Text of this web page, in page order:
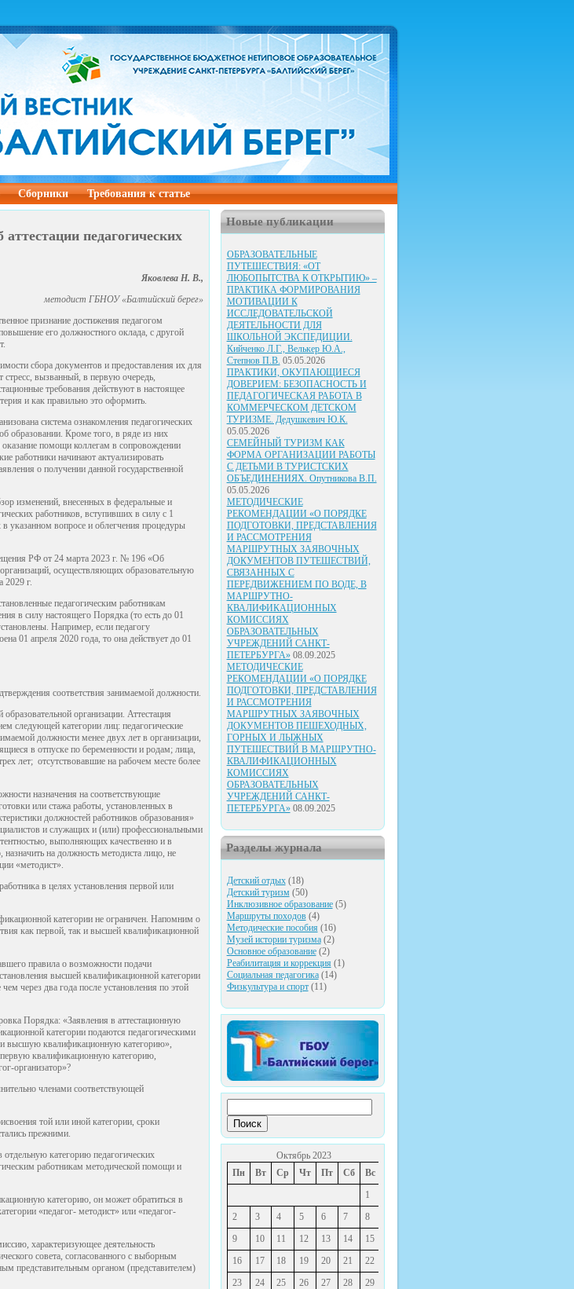
Сборники Требования к статье
педагогических
Яковлева Н. В.,
методист ГБНОУ «Балтийский берег»
признание достижения педагогом
его должностного оклада, с другой
сбора документов и предоставления их для
вызванный, в первую очередь,
требования действуют в настоящее
и как правильно это оформить.
система ознакомления педагогических
образовании. Кроме того, в ряде из них
оказание помощи коллегам в сопровождении
работники начинают актуализировать
о получении данной государственной
изменений, внесенных в федеральные и
работников, вступивших в силу с 1
указанном вопросе и облегчения процедуры
РФ от 24 марта 2023 г. № 196 «Об
осуществляющих образовательную
2029 г.
педагогическим работникам
в силу настоящего Порядка (то есть до 01
Например, если педагогу
01 апреля 2020 года, то она действует до 01
соответствия занимаемой должности.
организации. Аттестация
следующей категории лиц: педагогические
должности менее двух лет в организации,
в отпуске по беременности и родам; лица,
лет; отсутствовавшие на рабочем месте более
назначения на соответствующие
или стажа работы, установленных в
должностей работников образования»
и служащих и (или) профессиональными
выполняющих качественно и в
на должность методиста лицо, не
«методист».
в целях установления первой или
категории не ограничен. Напомним о
как первой, так и высшей квалификационной
правила о возможности подачи
высшей квалификационной категории
через два года после установления по этой
Порядка: «Заявления в аттестационную
категории подаются педагогическими
высшую квалификационную категорию»,
квалификационную категорию,
организатор»?
членами соответствующей
той или иной категории, сроки
прежними.
категорию педагогических
работникам методической помощи и
категорию, он может обратиться в
«педагог- методист» или «педагог-
характеризующее деятельность
совета, согласованного с выборным
представительным органом (представителем)
Новые публикации
ОБРАЗОВАТЕЛЬНЫЕ
ПУТЕШЕСТВИЯ: «ОТ
ЛЮБОПЫТСТВА К ОТКРЫТИЮ» –
ПРАКТИКА ФОРМИРОВАНИЯ
МОТИВАЦИИ К
ИССЛЕДОВАТЕЛЬСКОЙ
ДЕЯТЕЛЬНОСТИ ДЛЯ
ШКОЛЬНОЙ ЭКСПЕДИЦИИ.
Кийченко Л.Г., Велькер Ю.А.,
Степнов П.В. 05.05.2026
ПРАКТИКИ, ОКУПАЮЩИЕСЯ
ДОВЕРИЕМ: БЕЗОПАСНОСТЬ И
ПЕДАГОГИЧЕСКАЯ РАБОТА В
КОММЕРЧЕСКОМ ДЕТСКОМ
ТУРИЗМЕ. Дедушкевич Ю.К.
05.05.2026
СЕМЕЙНЫЙ ТУРИЗМ КАК
ФОРМА ОРГАНИЗАЦИИ РАБОТЫ
С ДЕТЬМИ В ТУРИСТСКИХ
ОБЪЕДИНЕНИЯХ. Опутникова В.П.
05.05.2026
МЕТОДИЧЕСКИЕ
РЕКОМЕНДАЦИИ «О ПОРЯДКЕ
ПОДГОТОВКИ, ПРЕДСТАВЛЕНИЯ
И РАССМОТРЕНИЯ
МАРШРУТНЫХ ЗАЯВОЧНЫХ
ДОКУМЕНТОВ ПУТЕШЕСТВИЙ,
СВЯЗАННЫХ С
ПЕРЕДВИЖЕНИЕМ ПО ВОДЕ, В
МАРШРУТНО-
КВАЛИФИКАЦИОННЫХ
КОМИССИЯХ
ОБРАЗОВАТЕЛЬНЫХ
УЧРЕЖДЕНИЙ САНКТ-
ПЕТЕРБУРГА» 08.09.2025
МЕТОДИЧЕСКИЕ
РЕКОМЕНДАЦИИ «О ПОРЯДКЕ
ПОДГОТОВКИ, ПРЕДСТАВЛЕНИЯ
И РАССМОТРЕНИЯ
МАРШРУТНЫХ ЗАЯВОЧНЫХ
ДОКУМЕНТОВ ПЕШЕХОДНЫХ,
ГОРНЫХ И ЛЫЖНЫХ
ПУТЕШЕСТВИЙ В МАРШРУТНО-
КВАЛИФИКАЦИОННЫХ
КОМИССИЯХ
ОБРАЗОВАТЕЛЬНЫХ
УЧРЕЖДЕНИЙ САНКТ-
ПЕТЕРБУРГА» 08.09.2025
Разделы журнала
Детский отдых(18)
Детский туризм(50)
Инклюзивное образование(5)
Маршруты походов(4)
Методические пособия(16)
Музей истории туризма(2)
Основное образование(2)
Реабилитация и коррекция(1)
Социальная педагогика(14)
Физкультура и спорт(11)
Октябрь 2023
Пн
Вт Ср Чт Пт Сб
Вс
1
2
3 4 5 6 7
8
9
10 11 12 13 14
15
16
17 18 19 20 21
22
23
24 25 26 27 28
29